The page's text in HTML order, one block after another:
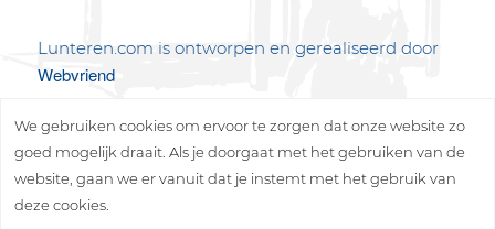
Lunteren.com is ontworpen en gerealiseerd door
Webvriend
We gebruiken cookies om ervoor te zorgen dat onze website zo
goed mogelijk draait. Als je doorgaat met het gebruiken van de
website, gaan we er vanuit dat je instemt met het gebruik van
deze cookies.